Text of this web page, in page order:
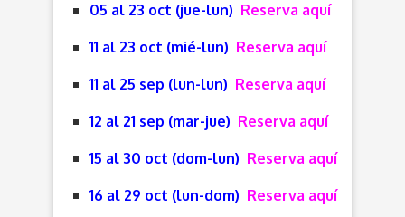
05 al 23 oct (jue-lun) Reserva aquí
11 al 23 oct (mié-lun) Reserva aquí
11 al 25 sep (lun-lun) Reserva aquí
12 al 21 sep (mar-jue) Reserva aquí
15 al 30 oct (dom-lun) Reserva aquí
16 al 29 oct (lun-dom) Reserva aquí